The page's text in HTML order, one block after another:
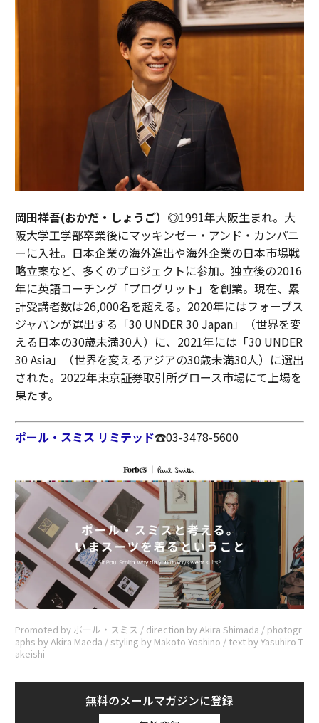
岡田祥吾(おかだ・しょうご）◎1991年大阪生まれ。大
阪大学工学部卒業後にマッキンゼー・アンド・カンパニ
ーに入社。日本企業の海外進出や海外企業の日本市場戦
略立案など、多くのプロジェクトに参加。独立後の2016
年に英語コーチング「プログリット」を創業。現在、累
計受講者数は26,000名を超える。2020年にはフォーブス
ジャパンが選出する「30 UNDER 30 Japan」（世界を変
える日本の30歳未満30人）に、2021年には「30 UNDER
30 Asia」（世界を変えるアジアの30歳未満30人）に選出
された。2022年東京証券取引所グロース市場にて上場を
果たす。
ポール・スミス リミテッド☎︎03-3478-5600
Promoted by ポール・スミス / direction by Akira Shimada / photogr
aphs by Akira Maeda / styling by Makoto Yoshino / text by Yasuhiro T
akeishi
無料のメールマガジンに登録